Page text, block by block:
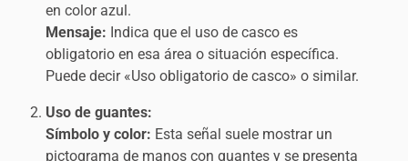
en color azul.
Mensaje: Indica que el uso de casco es
obligatorio en esa área o situación específica.
Puede decir «Uso obligatorio de casco» o similar.
Uso de guantes:
Símbolo y color: Esta señal suele mostrar un
pictograma de manos con guantes y se presenta